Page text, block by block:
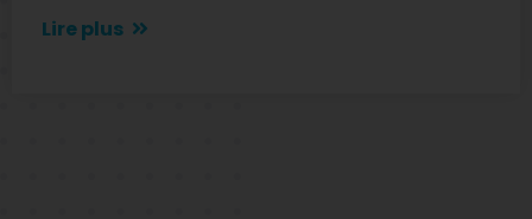
Lire plus